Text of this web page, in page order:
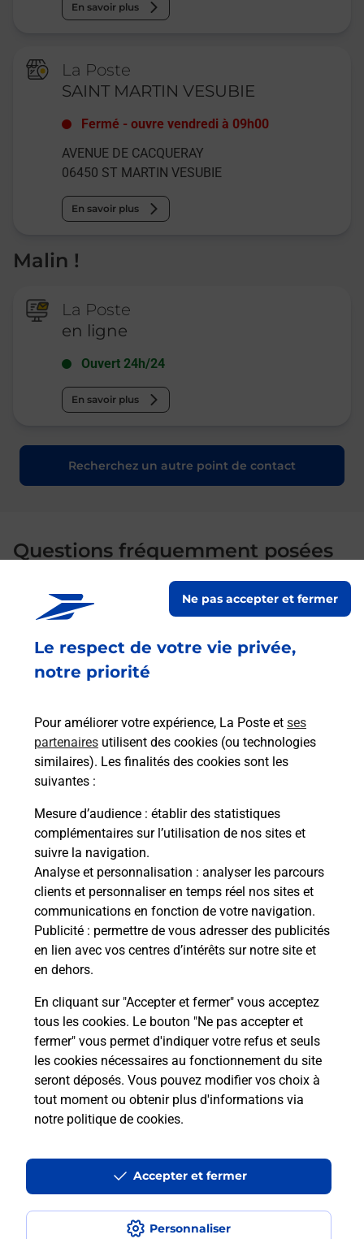
Le respect de votre vie privée,
notre priorité
Pour améliorer votre expérience, La Poste et ses
partenaires utilisent des cookies (ou technologies
similaires). Les finalités des cookies sont les
suivantes :
Mesure d’audience : établir des statistiques
complémentaires sur l’utilisation de nos sites et
suivre la navigation.
Analyse et personnalisation : analyser les parcours
clients et personnaliser en temps réel nos sites et
communications en fonction de votre navigation.
Publicité : permettre de vous adresser des publicités
en lien avec vos centres d’intérêts sur notre site et
en dehors.
En cliquant sur "Accepter et fermer" vous acceptez
tous les cookies. Le bouton "Ne pas accepter et
fermer" vous permet d'indiquer votre refus et seuls
les cookies nécessaires au fonctionnement du site
seront déposés. Vous pouvez modifier vos choix à
tout moment ou obtenir plus d'informations via
notre politique de cookies.
Personnaliser
Ne pas accepter et fermer
Accepter et fermer
En savoir plus
La Poste
SAINT MARTIN VESUBIE
Fermé -ouvre vendredi à 09h00
AVENUE DE CACQUERAY
06450 ST MARTIN VESUBIE
En savoir plus
Malin !
La Poste
en ligne
Ouvert 24h/24
En savoir plus
Recherchez un autre point de contact
Questions fréquemment posées
Quel réseau utilise La Poste Mobile ?
Est-ce que je peux garder mon
numéro de mobile gratuitement ?
Est-ce que je peux bénéficier de la 5G
avec La Poste Mobile ?
à l’étranger avec La Poste Mobile ?
Est-ce que je peux payer mon iPhone
en plusieurs fois avec La Poste Mobile
?
Est-ce que je peux assurer mon
iPhone ?
ROQUEBILLIERE
Acheter un iPhone neuf ou reconditionné
Accessibilité : partiellement conforme
Conditions contractuelles